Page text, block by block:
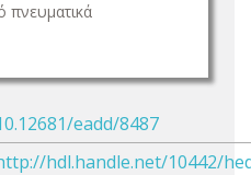
πνευματικά
eadd/8487
hdl.handle.net/10442/